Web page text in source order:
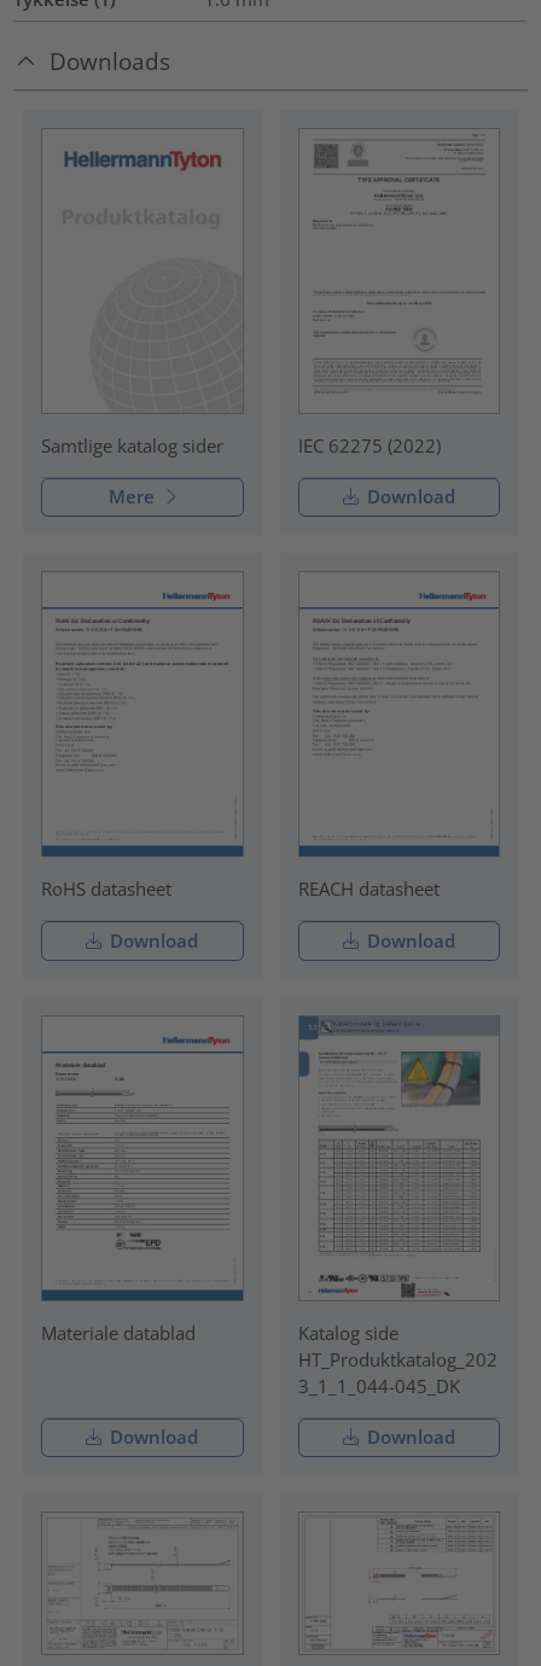
Downloads
Samtlige katalog sider
Mere
IEC 62275 (2022)
Download
RoHS datasheet
Download
REACH datasheet
Download
Materiale datablad
Download
Katalog side
HT_Produktkatalog_202
3_1_1_044-045_DK
Download